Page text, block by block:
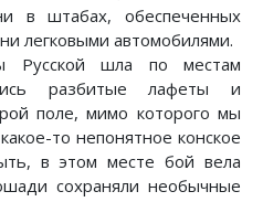
в штабах, обеспеченных
легковыми автомобилями.
Русской шла по местам
разбитые лафеты и
поле, мимо которого мы
то непонятное конское
в этом месте бой вела
сохраняли необычные